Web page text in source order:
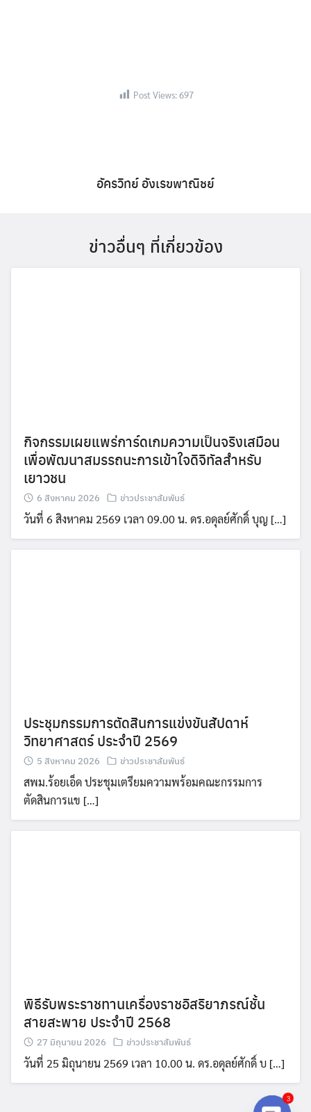
Post Views:697
อัครวิทย์ อังเรขพาณิชย์
ข่าวอื่นๆ ที่เกี่ยวข้อง
กิจกรรมเผยแพร่การ์ดเกมความเป็นจริงเสมือน
เพื่อพัฒนาสมรรถนะการเข้าใจดิจิทัลสำหรับ
เยาวชน
6 สิงหาคม 2026 ข่าวประชาสัมพันธ์
วันที่ 6 สิงหาคม 2569 เวลา 09.00 น. ดร.อดุลย์ศักดิ์ บุญ […]
ประชุมกรรมการตัดสินการแข่งขันสัปดาห์
วิทยาศาสตร์ ประจำปี 2569
5 สิงหาคม 2026 ข่าวประชาสัมพันธ์
สพม.ร้อยเอ็ด ประชุมเตรียมความพร้อมคณะกรรมการ
ตัดสินการแข […]
พิธีรับพระราชทานเครื่องราชอิสริยาภรณ์ชั้น
สายสะพาย ประจำปี 2568
27 มิถุนายน 2026 ข่าวประชาสัมพันธ์
วันที่ 25 มิถุนายน 2569 เวลา 10.00 น. ดร.อดุลย์ศักดิ์ บ […]
3